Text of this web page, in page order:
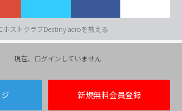
ホストクラブDestiny acroを教える
現在、ログインしていません
新規無料会員登録